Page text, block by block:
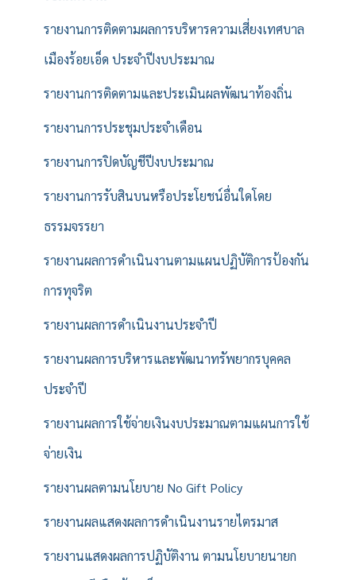
รายงานการติดตามผลการบริหารความเสี่ยงเทศบาล
เมืองร้อยเอ็ด ประจำปีงบประมาณ
รายงานการติดตามและประเมินผลพัฒนาท้องถิ่น
รายงานการประชุมประจำเดือน
รายงานการปิดบัญชีปีงบประมาณ
รายงานการรับสินบนหรือประโยชน์อื่นใดโดย
ธรรมจรรยา
รายงานผลการดำเนินงานตามแผนปฏิบัติการป้องกัน
การทุจริต
รายงานผลการดำเนินงานประจำปี
รายงานผลการบริหารและพัฒนาทรัพยากรบุคคล
ประจำปี
รายงานผลการใช้จ่ายเงินงบประมาณตามแผนการใช้
จ่ายเงิน
รายงานผลตามนโยบาย No Gift Policy
รายงานผลแสดงผลการดำเนินงานรายไตรมาส
รายงานแสดงผลการปฏิบัติงาน ตามนโยบายนายก